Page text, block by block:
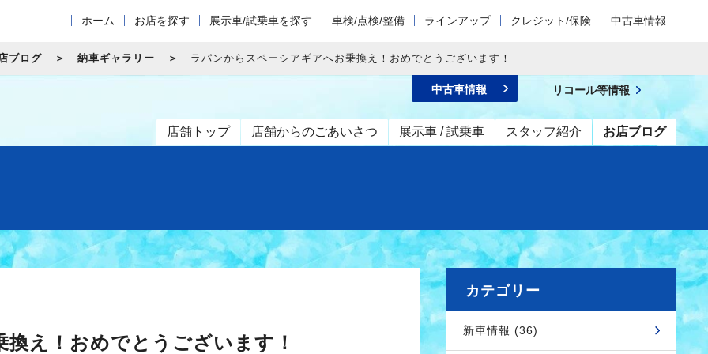
ホーム お店を探す 展示車/試乗車を探す 車検/点検/整備 ラインアップ クレジット/保険 中古車情報
ブログ 納車ギャラリー ラパンからスペーシアギアへお乗換え！おめでとうございます！
店舗トップ 店舗からのごあいさつ 展示車 / 試乗車 スタッフ紹介 お店ブログ
中古車情報 リコール等情報
え！おめでとうございます！
カテゴリー
新車情報 (36)